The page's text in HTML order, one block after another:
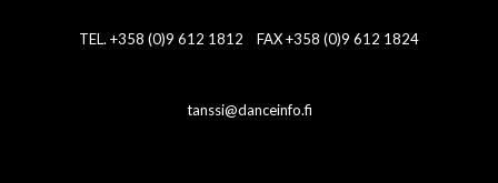
TEL. +358 (0)9 612 1812 FAX +358 (0)9 612 1824
tanssi@danceinfo.fi